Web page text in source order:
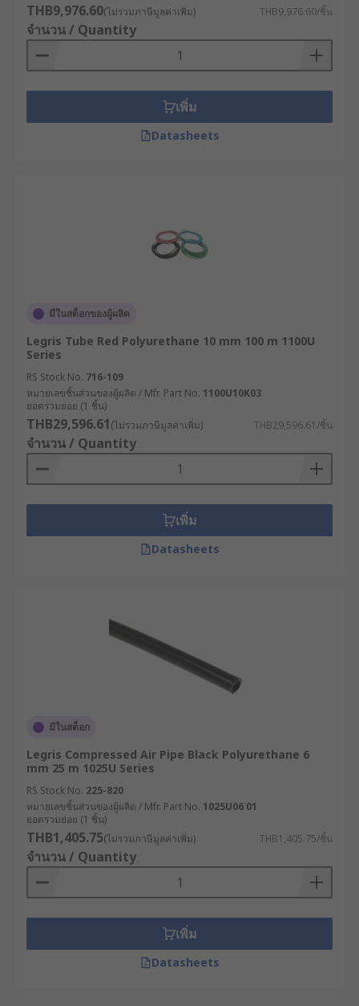
THB9,976.60(ไม่รวมภาษีมูลค่าเพิ่ม) THB9,976.60/ชิ้น
จำนวน / Quantity
เพิ่ม
Datasheets
มีในสต็อกของผู้ผลิต
Legris Tube Red Polyurethane 10 mm 100 m 1100U
Series
RS Stock No. 716-109
หมายเลขชิ้นส่วนของผู้ผลิต / Mfr. Part No. 1100U10K03
ยอดรวมย่อย (1 ชิ้น)
THB29,596.61(ไม่รวมภาษีมูลค่าเพิ่ม) THB29,596.61/ชิ้น
จำนวน / Quantity
เพิ่ม
Datasheets
มีในสต็อก
Legris Compressed Air Pipe Black Polyurethane 6
mm 25 m 1025U Series
RS Stock No. 225-820
หมายเลขชิ้นส่วนของผู้ผลิต / Mfr. Part No. 1025U06 01
ยอดรวมย่อย (1 ชิ้น)
THB1,405.75(ไม่รวมภาษีมูลค่าเพิ่ม) THB1,405.75/ชิ้น
จำนวน / Quantity
เพิ่ม
Datasheets